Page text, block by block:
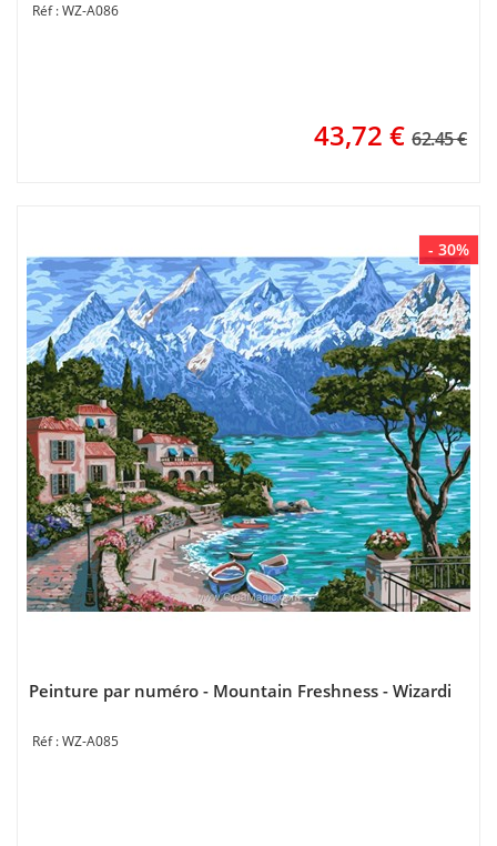
WZ-A086
43,72 € 62.45 €
- 30%
Peinture par numéro - Mountain Freshness - Wizardi
WZ-A085